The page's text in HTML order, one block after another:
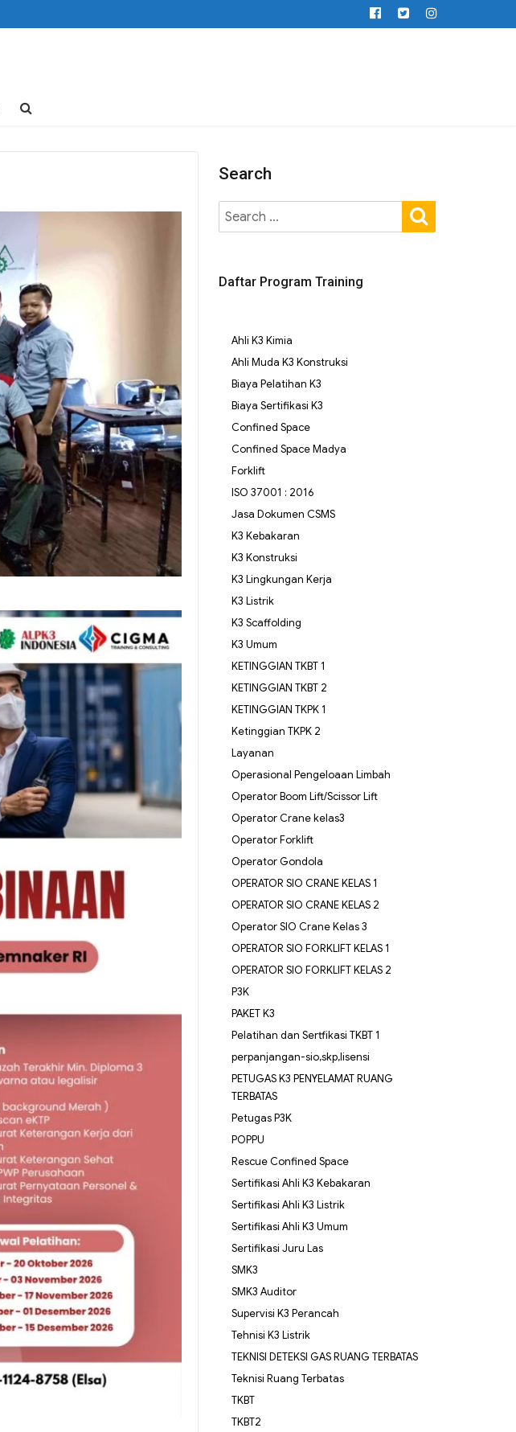
Search
Daftar Program Training
Ahli K3 Kimia
Ahli Muda K3 Konstruksi
Biaya Pelatihan K3
Biaya Sertifikasi K3
Confined Space
Confined Space Madya
Forklift
ISO 37001 : 2016
Jasa Dokumen CSMS
K3 Kebakaran
K3 Konstruksi
K3 Lingkungan Kerja
K3 Listrik
K3 Scaffolding
K3 Umum
KETINGGIAN TKBT 1
KETINGGIAN TKBT 2
KETINGGIAN TKPK 1
Ketinggian TKPK 2
Layanan
Operasional Pengeloaan Limbah
Operator Boom Lift/Scissor Lift
Operator Crane kelas3
Operator Forklift
Operator Gondola
OPERATOR SIO CRANE KELAS 1
OPERATOR SIO CRANE KELAS 2
Operator SIO Crane Kelas 3
OPERATOR SIO FORKLIFT KELAS 1
OPERATOR SIO FORKLIFT KELAS 2
P3K
PAKET K3
Pelatihan dan Sertfikasi TKBT 1
perpanjangan-sio,skp,lisensi
PETUGAS K3 PENYELAMAT RUANG
TERBATAS
Petugas P3K
POPPU
Rescue Confined Space
Sertifikasi Ahli K3 Kebakaran
Sertifikasi Ahli K3 Listrik
Sertifikasi Ahli K3 Umum
Sertifikasi Juru Las
SMK3
SMK3 Auditor
Supervisi K3 Perancah
Tehnisi K3 Listrik
TEKNISI DETEKSI GAS RUANG TERBATAS
Teknisi Ruang Terbatas
TKBT
TKBT2